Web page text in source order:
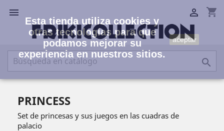
 shopping_cart


PRINCESS
Set de princesas y sus juegos en las cuadras de
palacio
Esta tienda utiliza cookies y
otras tecnologías para que
podamos mejorar su
experiencia en nuestros sitios.
aceptar